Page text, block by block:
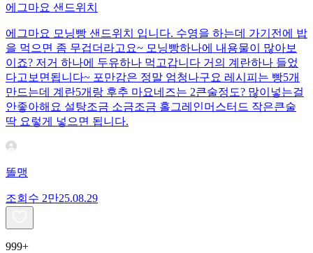
에그마요 샌드위치
에그마요 모닝빵 샌드위치 입니다. 수영을 하는데 가기전에 밥
을 먹으면 좀 무겁더라고요~ 모닝빵하나에 내용물이 많아보
이죠? 저거 하나에 두유하나 먹고갑니다 거의 계란하나 들었
다고보면됩니다~ 포만감은 정말 엄청나구요 레시피는 빵5개
만드는데 계란5개랑 후추 마요네즈는 2큰술정도? 많이넣는걸
안좋아해요 설탕조금 소금조금 홀그레인머스터드 작은큰술
딱 요렇게 넣으면 됩니다.
똘맹
조회수 2만25.08.29
999+